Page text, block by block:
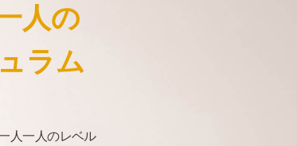
人の
ラム
人一人のレベル